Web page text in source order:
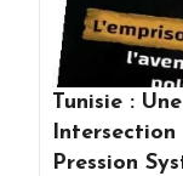
Tunisie :
Intersection
Pression